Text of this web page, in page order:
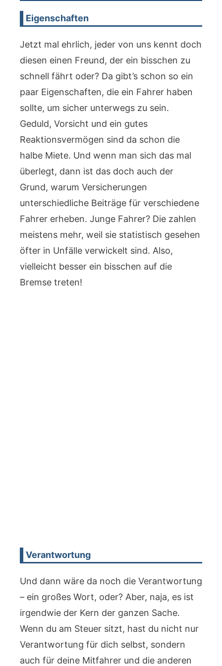
Eigenschaften
Jetzt mal ehrlich, jeder von uns kennt doch
diesen einen Freund, der ein bisschen zu
schnell fährt oder? Da gibt’s schon so ein
paar Eigenschaften, die ein Fahrer haben
sollte, um sicher unterwegs zu sein.
Geduld, Vorsicht und ein gutes
Reaktionsvermögen sind da schon die
halbe Miete. Und wenn man sich das mal
überlegt, dann ist das doch auch der
Grund, warum Versicherungen
unterschiedliche Beiträge für verschiedene
Fahrer erheben. Junge Fahrer? Die zahlen
meistens mehr, weil sie statistisch gesehen
öfter in Unfälle verwickelt sind. Also,
vielleicht besser ein bisschen auf die
Bremse treten!
Verantwortung
Und dann wäre da noch die Verantwortung
– ein großes Wort, oder? Aber, naja, es ist
irgendwie der Kern der ganzen Sache.
Wenn du am Steuer sitzt, hast du nicht nur
Verantwortung für dich selbst, sondern
auch für deine Mitfahrer und die anderen